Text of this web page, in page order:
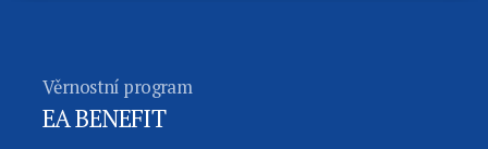
Věrnostní program
EA BENEFIT